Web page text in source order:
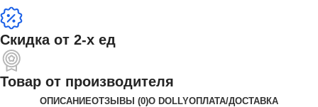
Скидка от 2-х ед
Товар от производителя
ОПИСАНИЕОТЗЫВЫ (0)О DOLLYОПЛАТА/ДОСТАВКА